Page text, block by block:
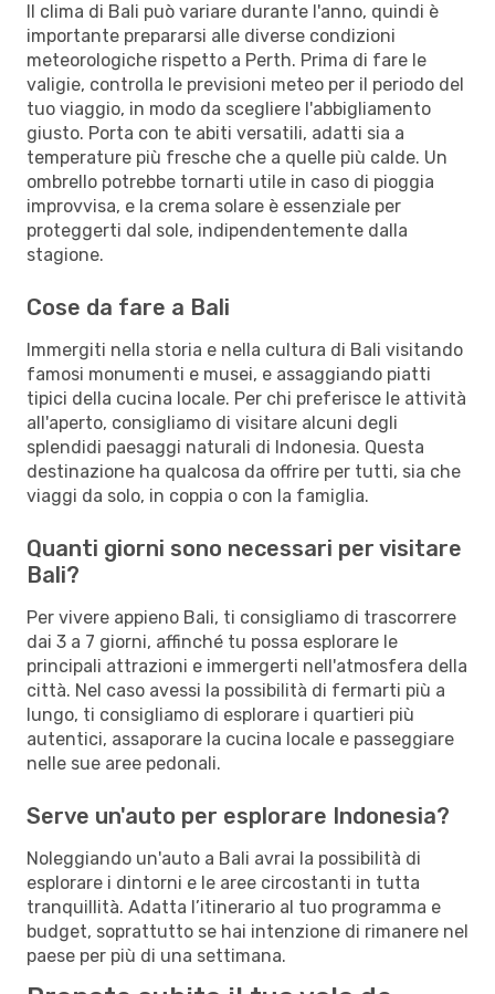
Il clima di Bali può variare durante l'anno, quindi è
importante prepararsi alle diverse condizioni
meteorologiche rispetto a Perth. Prima di fare le
valigie, controlla le previsioni meteo per il periodo del
tuo viaggio, in modo da scegliere l'abbigliamento
giusto. Porta con te abiti versatili, adatti sia a
temperature più fresche che a quelle più calde. Un
ombrello potrebbe tornarti utile in caso di pioggia
improvvisa, e la crema solare è essenziale per
proteggerti dal sole, indipendentemente dalla
stagione.
Cose da fare a Bali
Immergiti nella storia e nella cultura di Bali visitando
famosi monumenti e musei, e assaggiando piatti
tipici della cucina locale. Per chi preferisce le attività
all'aperto, consigliamo di visitare alcuni degli
splendidi paesaggi naturali di Indonesia. Questa
destinazione ha qualcosa da offrire per tutti, sia che
viaggi da solo, in coppia o con la famiglia.
Quanti giorni sono necessari per visitare
Bali?
Per vivere appieno Bali, ti consigliamo di trascorrere
dai 3 a 7 giorni, affinché tu possa esplorare le
principali attrazioni e immergerti nell'atmosfera della
città. Nel caso avessi la possibilità di fermarti più a
lungo, ti consigliamo di esplorare i quartieri più
autentici, assaporare la cucina locale e passeggiare
nelle sue aree pedonali.
Serve un'auto per esplorare Indonesia?
Noleggiando un'auto a Bali avrai la possibilità di
esplorare i dintorni e le aree circostanti in tutta
tranquillità. Adatta l’itinerario al tuo programma e
budget, soprattutto se hai intenzione di rimanere nel
paese per più di una settimana.